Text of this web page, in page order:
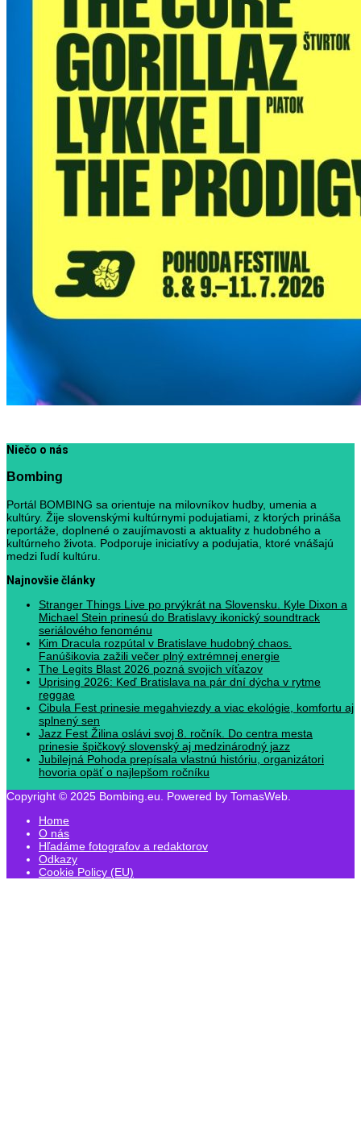
Niečo o nás
Bombing
Portál BOMBING sa orientuje na milovníkov hudby, umenia a
kultúry. Žije slovenskými kultúrnymi podujatiami, z ktorých prináša
reportáže, doplnené o zaujímavosti a aktuality z hudobného a
kultúrneho života. Podporuje iniciatívy a podujatia, ktoré vnášajú
medzi ľudí kultúru.
Najnovšie články
Stranger Things Live po prvýkrát na Slovensku. Kyle Dixon a
Michael Stein prinesú do Bratislavy ikonický soundtrack
seriálového fenoménu
Kim Dracula rozpútal v Bratislave hudobný chaos.
Fanúšikovia zažili večer plný extrémnej energie
The Legits Blast 2026 pozná svojich víťazov
Uprising 2026: Keď Bratislava na pár dní dýcha v rytme
reggae
Cibula Fest prinesie megahviezdy a viac ekológie, komfortu aj
splnený sen
Jazz Fest Žilina oslávi svoj 8. ročník. Do centra mesta
prinesie špičkový slovenský aj medzinárodný jazz
Jubilejná Pohoda prepísala vlastnú históriu, organizátori
hovoria opäť o najlepšom ročníku
Copyright © 2025 Bombing.eu. Powered by TomasWeb.
Home
O nás
Hľadáme fotografov a redaktorov
Odkazy
Cookie Policy (EU)